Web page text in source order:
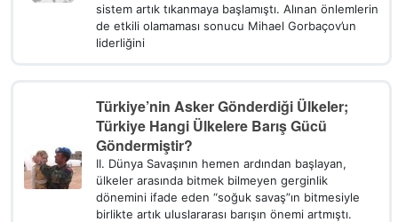
sistem artık tıkanmaya başlamıştı. Alınan önlemlerin
de etkili olamaması sonucu Mihael Gorbaçov’un
liderliğini
Türkiye’nin Asker Gönderdiği Ülkeler;
Türkiye Hangi Ülkelere Barış Gücü
Göndermiştir?
II. Dünya Savaşının hemen ardından başlayan,
ülkeler arasında bitmek bilmeyen gerginlik
dönemini ifade eden “soğuk savaş”ın bitmesiyle
birlikte artık uluslararası barışın önemi artmıştı.